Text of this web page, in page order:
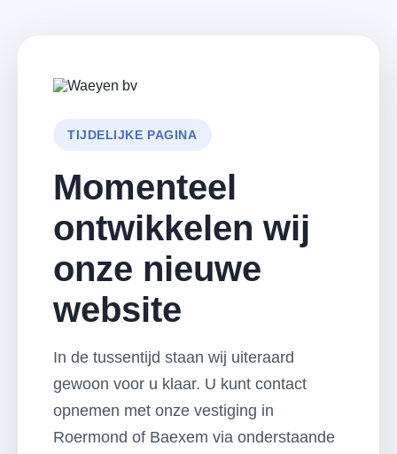
TIJDELIJKE PAGINA
Momenteel
ontwikkelen wij
onze nieuwe
website
In de tussentijd staan wij uiteraard
gewoon voor u klaar. U kunt contact
opnemen met onze vestiging in
Roermond of Baexem via onderstaande